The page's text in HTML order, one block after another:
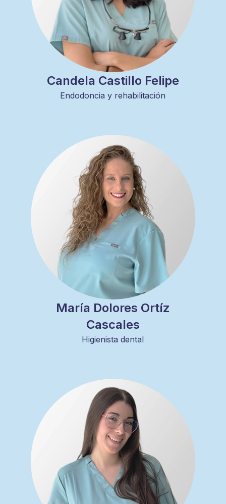
Candela Castillo Felipe
Endodoncia y rehabilitación
María Dolores Ortíz
Cascales
Higienista dental